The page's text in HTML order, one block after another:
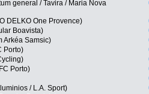
general / Tavira / Maria Nova
DELKO One Provence)
Boavista)
Arkéa Samsic)
Porto)
Porto)
/ L.A. Sport)